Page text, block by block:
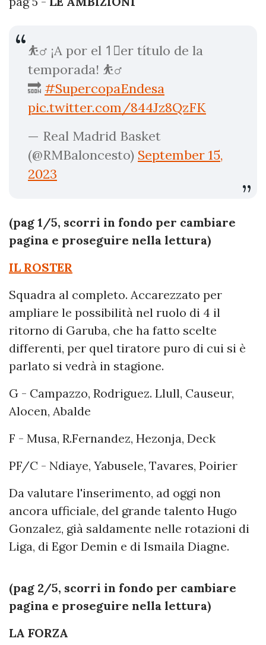
⛹️‍♂️ ¡A por el 1⃣er título de la
temporada! ⛹️‍♂️
🔜 #SupercopaEndesa
pic.twitter.com/844Jz8QzFK
— Real Madrid Basket
(@RMBaloncesto) September 15,
2023
(pag 1/5, scorri in fondo per cambiare
pagina e proseguire nella lettura)
IL ROSTER
Squadra al completo. Accarezzato per
ampliare le possibilità nel ruolo di 4 il
ritorno di Garuba, che ha fatto scelte
differenti, per quel tiratore puro di cui si è
parlato si vedrà in stagione.
G - Campazzo, Rodriguez. Llull, Causeur,
Alocen, Abalde
F - Musa, R.Fernandez, Hezonja, Deck
PF/C - Ndiaye, Yabusele, Tavares, Poirier
Da valutare l'inserimento, ad oggi non
ancora ufficiale, del grande talento Hugo
Gonzalez, già saldamente nelle rotazioni di
Liga, di Egor Demin e di Ismaila Diagne.
(pag 2/5, scorri in fondo per cambiare
pagina e proseguire nella lettura)
LA FORZA